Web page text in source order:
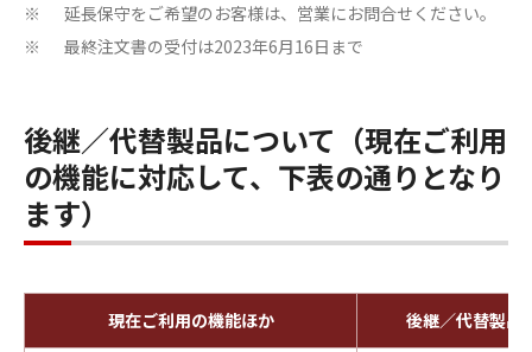
※ 延長保守をご希望のお客様は、営業にお問合せください。
※ 最終注文書の受付は2023年6月16日まで
後継／代替製品について（現在ご利用
の機能に対応して、下表の通りとなり
ます）
現在ご利用の機能ほか 後継／代替製品